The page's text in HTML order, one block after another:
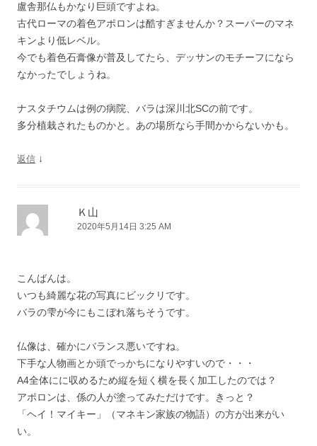
盧舎那仏もかなり巨頭ですよね。
古代ローマの着色アポロンは酷すぎませんか？スーパーのマネ
キンより低レベル。
今でも着色石膏像が普及してたら、デッサンのモチーフになら
なかったでしょうね。
ナスタチウムは例の病院、バラは深川北SCの前です。
多分植栽されたものかと。あの場所なら手間かからないかも。
返信 ↓
Ｋ山
2020年5月14日 3:25 AM
こんばんは。
いつも綺麗な花の写真にビックリです。
バラの雫が今にもこぼれ落ちそうです。
仏像は、確かにバランス悪いですね。
下手な人物画とか頭でっかちになりやすいので・・・
A4全体にに収めるため縦を短く横を長く加工したのでは？
アポロンは、係の人が塗ってみただけです。きっと？
「ヘイ！マイキー」（マネキン家族の物語）の方が出来がい
い。